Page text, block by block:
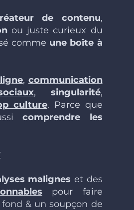
de contenu,
ou juste curieux du
comme une boîte à
, communication
, singularité,
culture. Parce que
comprendre les
malignes et des
pour faire
fond & un soupçon de